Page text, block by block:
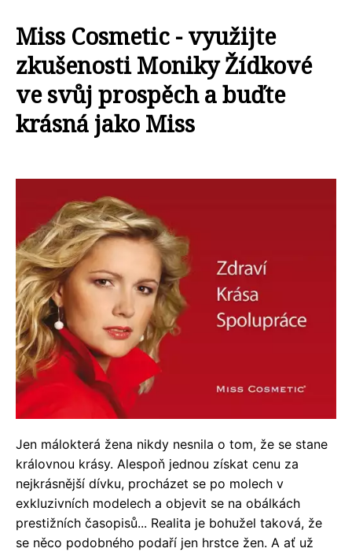
Miss Cosmetic - využijte
zkušenosti Moniky Žídkové
ve svůj prospěch a buďte
krásná jako Miss
Jen málokterá žena nikdy nesnila o tom, že se stane
královnou krásy. Alespoň jednou získat cenu za
nejkrásnější dívku, procházet se po molech v
exkluzivních modelech a objevit se na obálkách
prestižních časopisů... Realita je bohužel taková, že
se něco podobného podaří jen hrstce žen. A ať už